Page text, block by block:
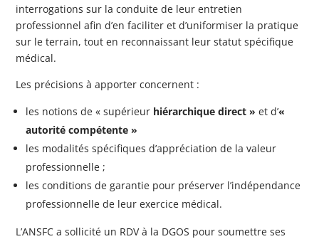
interrogations sur la conduite de leur entretien
professionnel afin d’en faciliter et d’uniformiser la pratique
sur le terrain, tout en reconnaissant leur statut spécifique
médical.
Les précisions à apporter concernent :
les notions de « supérieur hiérarchique direct » et d’«
autorité compétente »
les modalités spécifiques d’appréciation de la valeur
professionnelle ;
les conditions de garantie pour préserver l’indépendance
professionnelle de leur exercice médical.
L’ANSFC a sollicité un RDV à la DGOS pour soumettre ses